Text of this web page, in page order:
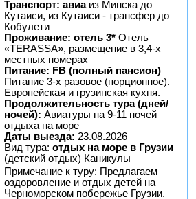
Транспорт: авиаиз Минска до
Кутаиси, из Кутаиси - трансфер до
Кобулети
Проживание: отель 3* Отель
«TERASSA», размещение в 3,4-х
местных номерах
Питание: FB (полный пансион)
Питание 3-х разовое (порционное).
Европейская и грузинская кухня.
Продолжительность тура (дней/
ночей): Авиатуры на 9-11 ночей
отдыха на море
Даты выезда: 23.08.2026
Вид тура: отдых на море в Грузии
(детский отдых) Каникулы
Примечание к туру: Предлагаем
оздоровление и отдых детей на
Черноморском побережье Грузии.